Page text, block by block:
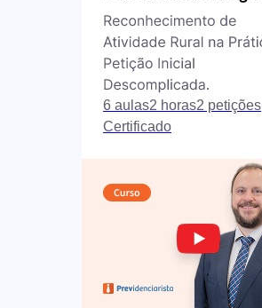
6 aulas2 horas2 petições
Certificado